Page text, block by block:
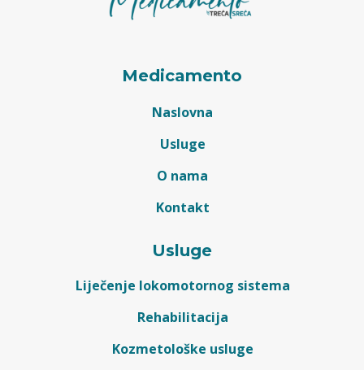
Medicamento
Naslovna
Usluge
O nama
Kontakt
Usluge
Liječenje lokomotornog sistema
Rehabilitacija
Kozmetološke usluge